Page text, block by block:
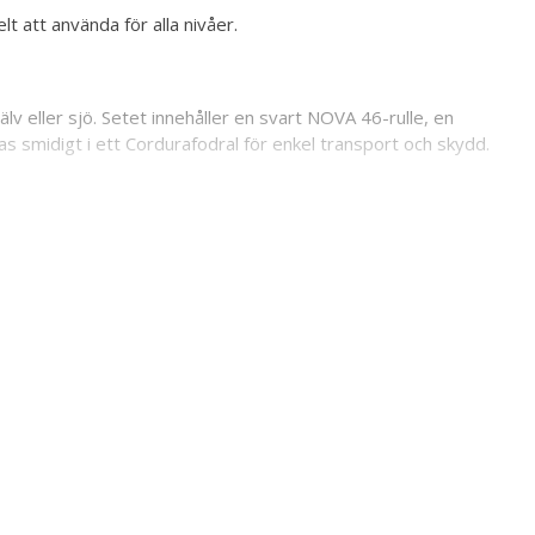
att använda för alla nivåer.
eller sjö. Setet innehåller en svart NOVA 46-rulle, en
smidigt i ett Cordurafodral för enkel transport och skydd.